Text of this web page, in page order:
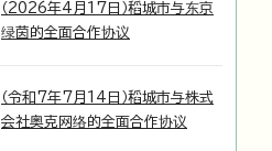
（2026年4月17日）稻城市与东京
绿茵的全面合作协议
（令和7年7月14日）稻城市与株式
会社奥克网络的全面合作协议